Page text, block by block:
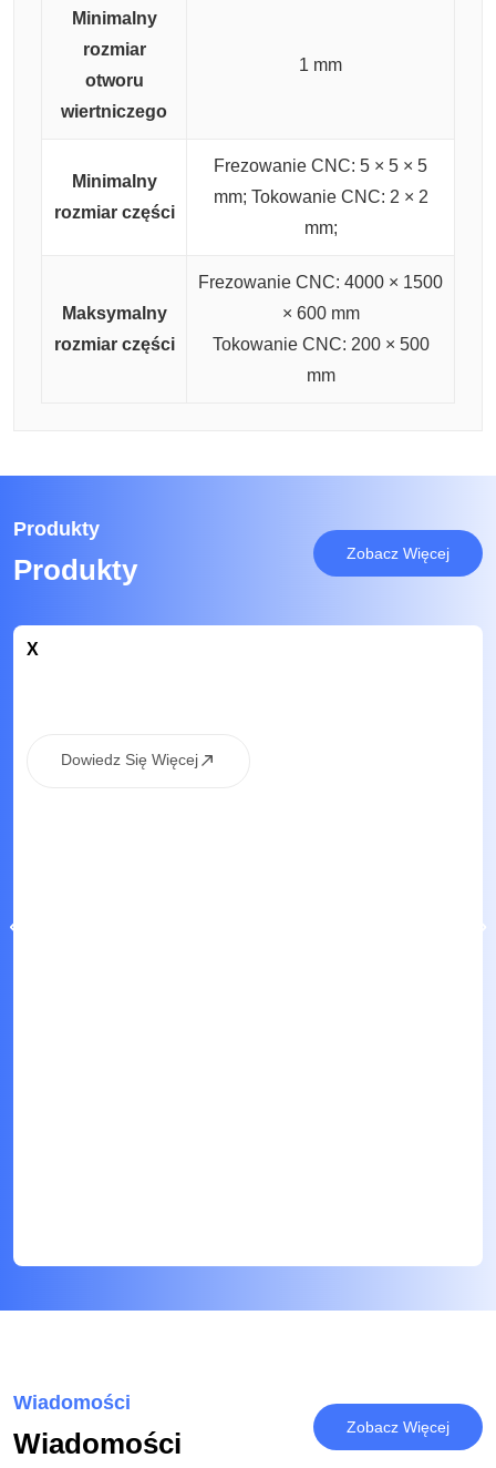
Minimalny
rozmiar
otworu
wiertniczego
1 mm
Minimalny
rozmiar części
Frezowanie CNC: 5 × 5 × 5
mm; Tokowanie CNC: 2 × 2
mm;
Maksymalny
rozmiar części
Frezowanie CNC: 4000 × 1500
× 600 mm
Tokowanie CNC: 200 × 500
mm
Produkty
Produkty Zobacz Więcej
X
Dowiedz Się Więcej
Wiadomości
Wiadomości Zobacz Więcej